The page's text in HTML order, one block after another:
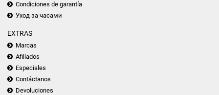
Condiciones de garantía
Уход за часами
EXTRAS
Marcas
Afiliados
Especiales
Contáctanos
Devoluciones